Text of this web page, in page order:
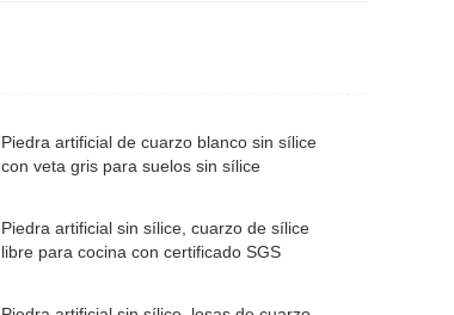
Piedra artificial de cuarzo blanco sin sílice
con veta gris para suelos sin sílice
Piedra artificial sin sílice, cuarzo de sílice
libre para cocina con certificado SGS